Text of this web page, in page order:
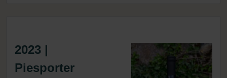
2023 |
Piesporter